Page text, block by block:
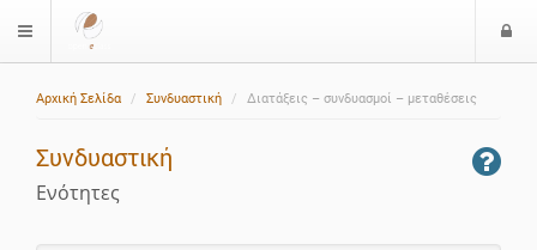
$langMenu
Αρχική Σελίδα Συνδυαστική Διατάξεις – συνδυασμοί – μεταθέσεις
Συνδυαστική
Ενότητες